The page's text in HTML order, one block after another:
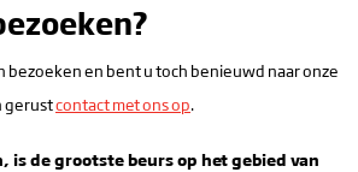
bezoeken en bent u toch benieuwd naar onze
gerustcontact met ons op.
is de grootste beurs op het gebied van